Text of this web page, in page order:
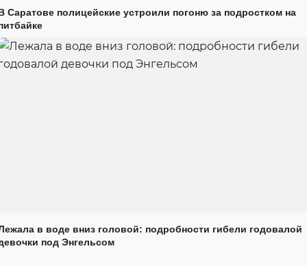
Саратове полицейские устроили погоню за подростком на
в воде вниз головой: подробности гибели годовалой
под Энгельсом